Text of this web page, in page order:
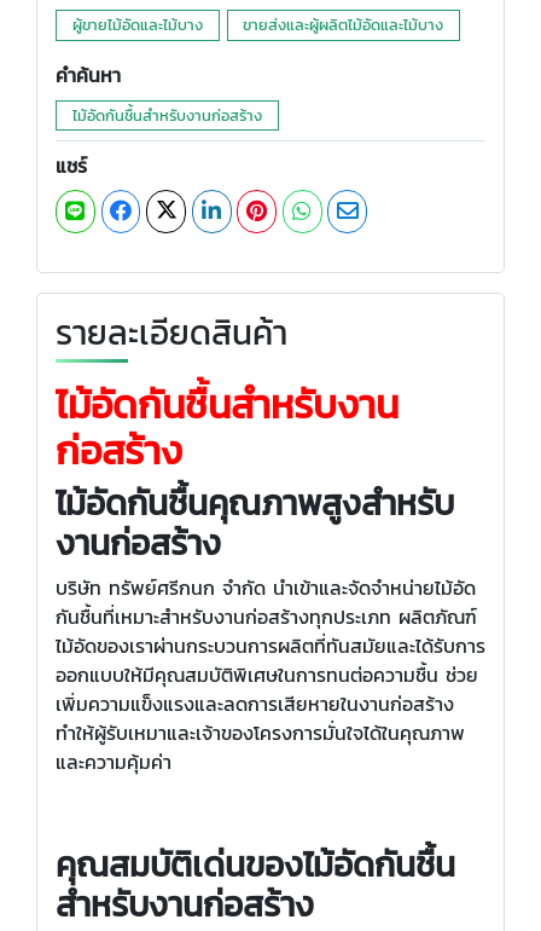
ผู้ขายไม้อัดและไม้บาง ขายส่งและผู้ผลิตไม้อัดและไม้บาง
คำค้นหา
ไม้อัดกันชื้นสำหรับงานก่อสร้าง
แชร์
รายละเอียดสินค้า
ไม้อัดกันชื้นสำหรับงาน
ก่อสร้าง
ไม้อัดกันชื้นคุณภาพสูงสำหรับ
งานก่อสร้าง
บริษัท ทรัพย์ศรีกนก จำกัด นำเข้าและจัดจำหน่ายไม้อัด
กันชื้นที่เหมาะสำหรับงานก่อสร้างทุกประเภท ผลิตภัณฑ์
ไม้อัดของเราผ่านกระบวนการผลิตที่ทันสมัยและได้รับการ
ออกแบบให้มีคุณสมบัติพิเศษในการทนต่อความชื้น ช่วย
เพิ่มความแข็งแรงและลดการเสียหายในงานก่อสร้าง
ทำให้ผู้รับเหมาและเจ้าของโครงการมั่นใจได้ในคุณภาพ
และความคุ้มค่า
คุณสมบัติเด่นของไม้อัดกันชื้น
สำหรับงานก่อสร้าง